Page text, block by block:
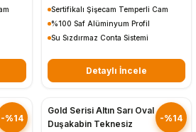
Sertifikalı Şişecam Temperli Cam
%100 Saf Alüminyum Profil
Su Sızdırmaz Conta Sistemi
Detaylı İncele
-%14 -%14
Gold Serisi Altın Sarı Oval
Duşakabin Teknesiz